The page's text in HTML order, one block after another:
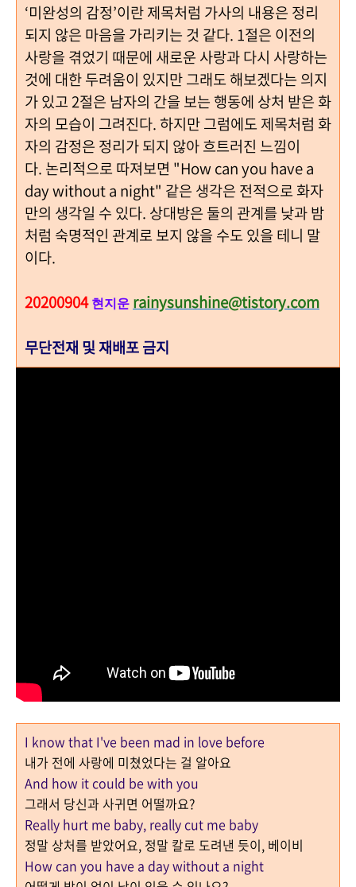
‘미완성의 감정’이란 제목처럼 가사의 내용은 정리
되지 않은 마음을 가리키는 것 같다. 1절은 이전의
사랑을 겪었기 때문에 새로운 사랑과 다시 사랑하는
것에 대한 두려움이 있지만 그래도 해보겠다는 의지
가 있고2절은 남자의 간을 보는 행동에 상처 받은 화
자의 모습이 그려진다. 하지만 그럼에도 제목처럼 화
자의 감정은 정리가 되지 않아 흐트러진 느낌이
다. 논리적으로 따져보면 "How can you have a
day without a night" 같은 생각은 전적으로 화자
만의 생각일 수 있다. 상대방은 둘의 관계를 낮과 밤
처럼 숙명적인 관계로 보지 않을 수도 있을 테니 말
이다.
20200904 현지운 rainysunshine@tistory.com
무단전재 및 재배포 금지
I know that I've been mad in love before
내가 전에 사랑에 미쳤었다는 걸 알아요
And how it could be with you
그래서 당신과 사귀면 어떨까요?
Really hurt me baby, really cut me baby
정말 상처를 받았어요, 정말 칼로 도려낸 듯이, 베이비
How can you have a day without a night